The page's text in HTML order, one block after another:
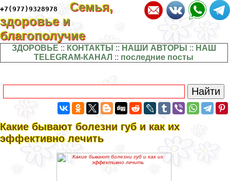
+7(977)9328978
Семья,
здоровье и
благополучие
ЗДОРОВЬЕ :: КОНТАКТЫ :: НАШИ АВТОРЫ :: НАШ
TELEGRAM-КАНАЛ :: последние посты
Какие бывают болезни губ и как их
эффективно лечить